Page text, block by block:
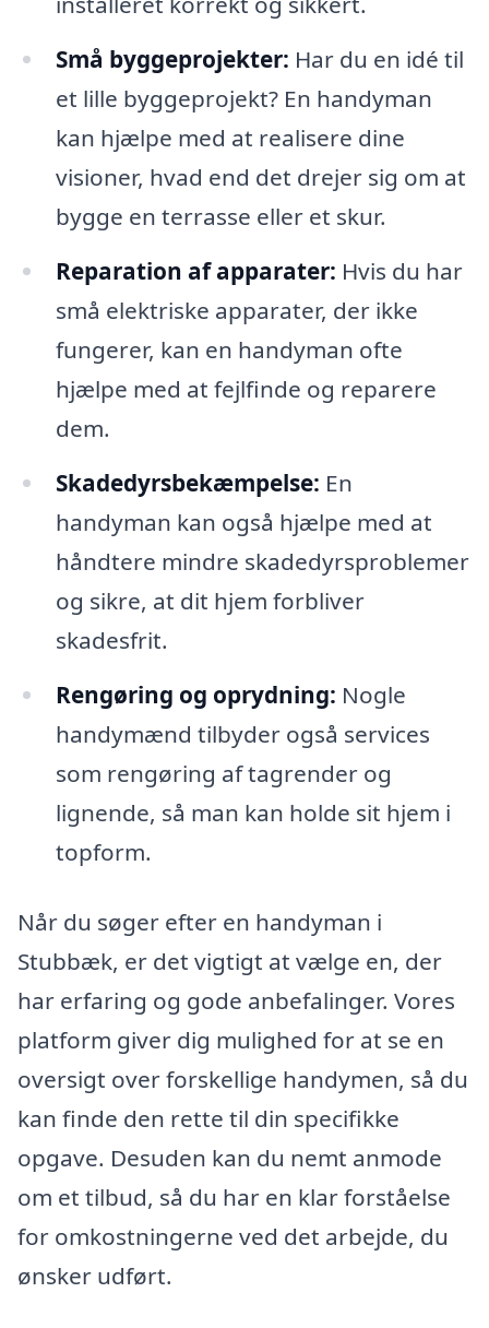
Små byggeprojekter: Har du en idé til
et lille byggeprojekt? En handyman
kan hjælpe med at realisere dine
visioner, hvad end det drejer sig om at
bygge en terrasse eller et skur.
Reparation af apparater: Hvis du har
små elektriske apparater, der ikke
fungerer, kan en handyman ofte
hjælpe med at fejlfinde og reparere
dem.
Skadedyrsbekæmpelse: En
handyman kan også hjælpe med at
håndtere mindre skadedyrsproblemer
og sikre, at dit hjem forbliver
skadesfrit.
Rengøring og oprydning: Nogle
handymænd tilbyder også services
som rengøring af tagrender og
lignende, så man kan holde sit hjem i
topform.
Når du søger efter en handyman i
Stubbæk, er det vigtigt at vælge en, der
har erfaring og gode anbefalinger. Vores
platform giver dig mulighed for at se en
oversigt over forskellige handymen, så du
kan finde den rette til din specifikke
opgave. Desuden kan du nemt anmode
om et tilbud, så du har en klar forståelse
for omkostningerne ved det arbejde, du
ønsker udført.